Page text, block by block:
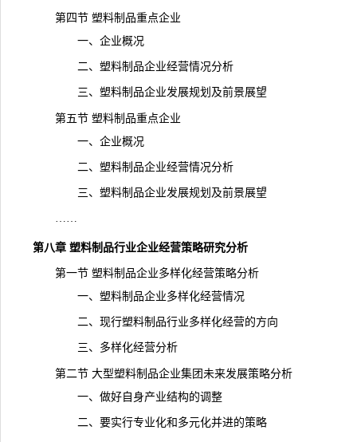
第四节 塑料制品重点企业
一、企业概况
二、塑料制品企业经营情况分析
三、塑料制品企业发展规划及前景展望
第五节 塑料制品重点企业
一、企业概况
二、塑料制品企业经营情况分析
三、塑料制品企业发展规划及前景展望
……
第八章 塑料制品行业企业经营策略研究分析
第一节 塑料制品企业多样化经营策略分析
一、塑料制品企业多样化经营情况
二、现行塑料制品行业多样化经营的方向
三、多样化经营分析
第二节 大型塑料制品企业集团未来发展策略分析
一、做好自身产业结构的调整
二、要实行专业化和多元化并进的策略